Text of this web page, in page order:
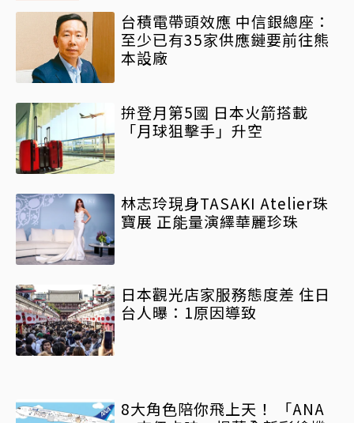
台積電帶頭效應 中信銀總座：
至少已有35家供應鏈要前往熊
本設廠
拚登月第5國 日本火箭搭載
「月球狙擊手」升空
林志玲現身TASAKI Atelier珠
寶展 正能量演繹華麗珍珠
日本觀光店家服務態度差 住日
台人曝：1原因導致
8大角色陪你飛上天！ 「ANA